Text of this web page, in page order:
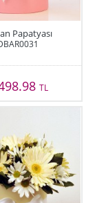
Papatyası
TL